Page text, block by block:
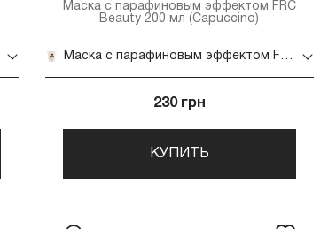
Маска с парафиновым эффектом FRC
Beauty 200 мл (Capuccino)
Маска с парафиновым эффектом FRC Beauty 200 мл (Capuccino)
230 грн
КУПИТЬ